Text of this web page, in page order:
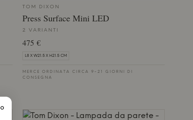
TOM DIXON
Press Surface Mini LED
2 VARIANTI
475 €
L8 X W21.5 X H21.5 CM
MERCE ORDINATA CIRCA 9-21 GIORNI DI
CONSEGNA